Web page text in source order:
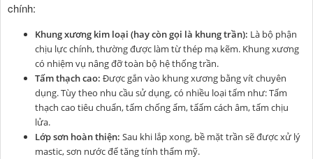
chính:
Khung xương kim loại (hay còn gọi là khung trần): Là bộ phận
chịu lực chính, thường được làm từ thép mạ kẽm. Khung xương
có nhiệm vụ nâng đỡ toàn bộ hệ thống trần.
Tấm thạch cao: Được gắn vào khung xương bằng vít chuyên
dụng. Tùy theo nhu cầu sử dụng, có nhiều loại tấm như: Tấm
thạch cao tiêu chuẩn, tấm chống ẩm, tấấm cách âm, tấm chịu
lửa.
Lớp sơn hoàn thiện: Sau khi lắp xong, bề mặt trần sẽ được xử lý
mastic, sơn nước để tăng tính thẩm mỹ.